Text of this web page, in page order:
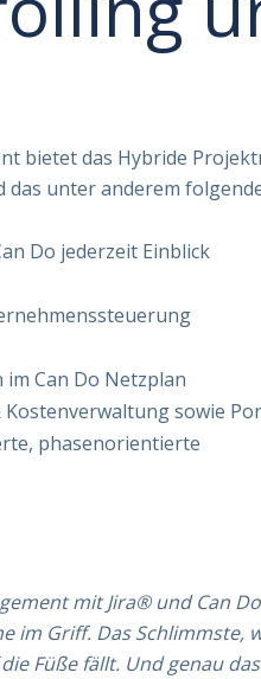
bietet das Hybride
das unter anderem
Do jederzeit Einblick
Can Do Netzplan
sowie
phasenorientierte
mit Jira® und Can
im Griff. Das Schlimmste,
Füße fällt. Und genau